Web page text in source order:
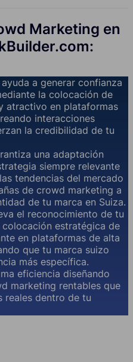
Marketing en
a generar confianza
la colocación de
atractivo en plataformas
interacciones
la credibilidad de tu
una adaptación
siempre relevante
tendencias del mercado
de crowd marketing a
de tu marca en Suiza.
el reconocimiento de tu
estratégica de
en plataformas de alta
que tu marca suizo
más específica.
eficiencia diseñando
marketing rentables que
reales dentro de tu